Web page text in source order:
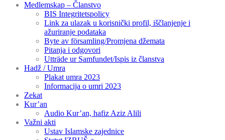
Medlemskap – Članstvo
BIS Integritetspolicy
Link za ulazak u korisnički profil, iščlanjenje i
ažuriranje podataka
Byte av församling/Promjena džemata
Pitanja i odgovori
Utträde ur Samfundet/Ispis iz članstva
Hadž / Umra
Plakat umra 2023
Informacija o umri 2023
Zekat
Kur’an
Audio Kur’an, hafiz Aziz Alili
Važni akti
Ustav Islamske zajednice